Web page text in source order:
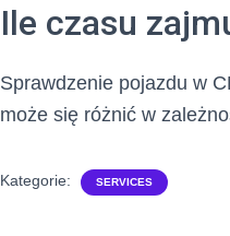
Ile czasu
Sprawdzenie pojazdu w
może się różnić w
Kategorie: SERVICES